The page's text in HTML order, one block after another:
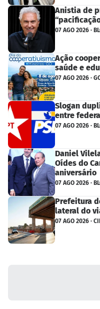
Anistia de
07 AGO 2026 ·
Ação
saúde e
07 AGO 2026 ·
Slogan
entre
07 AGO 2026 ·
Daniel
Oídes do
aniversário
07 AGO 2026 ·
Prefeitura
lateral do
07 AGO 2026 ·